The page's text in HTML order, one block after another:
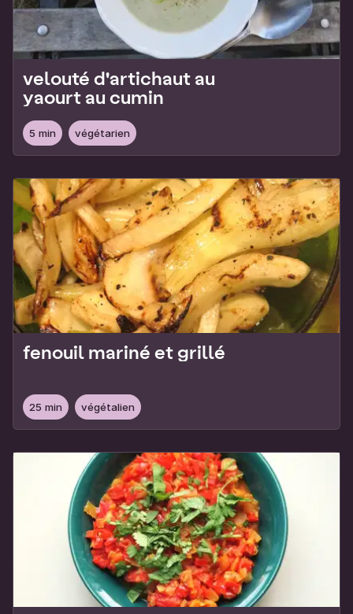
velouté d'artichaut au
yaourt au cumin
5 min végétarien
fenouil mariné et grillé
25 min végétalien